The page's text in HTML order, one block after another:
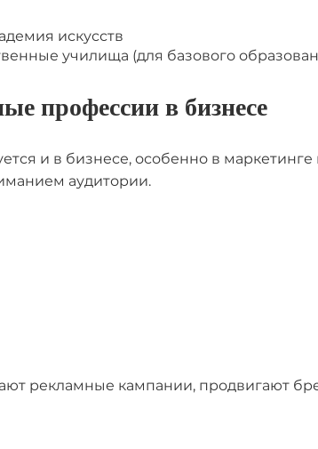
искусств
училища (для базового
профессии в бизнесе
и в бизнесе, особенно в
аудитории.
рекламные кампании, продвигают